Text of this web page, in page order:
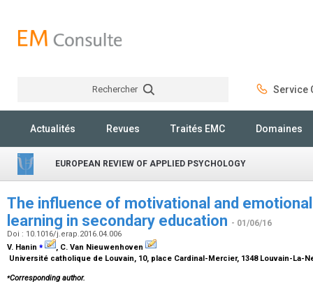
Rechercher Service
Actualités Revues Traités EMC Domaines
EUROPEAN REVIEW OF APPLIED PSYCHOLOGY
The influence of motivational and
learning in secondary education - 01/06/16
Doi : 10.1016/j.erap.2016.04.006
V. Hanin ⁎
, C. Van Nieuwenhoven
Université catholique de Louvain, 10, place Cardinal-Mercier, 1348 Louvain-La-
⁎Corresponding author.